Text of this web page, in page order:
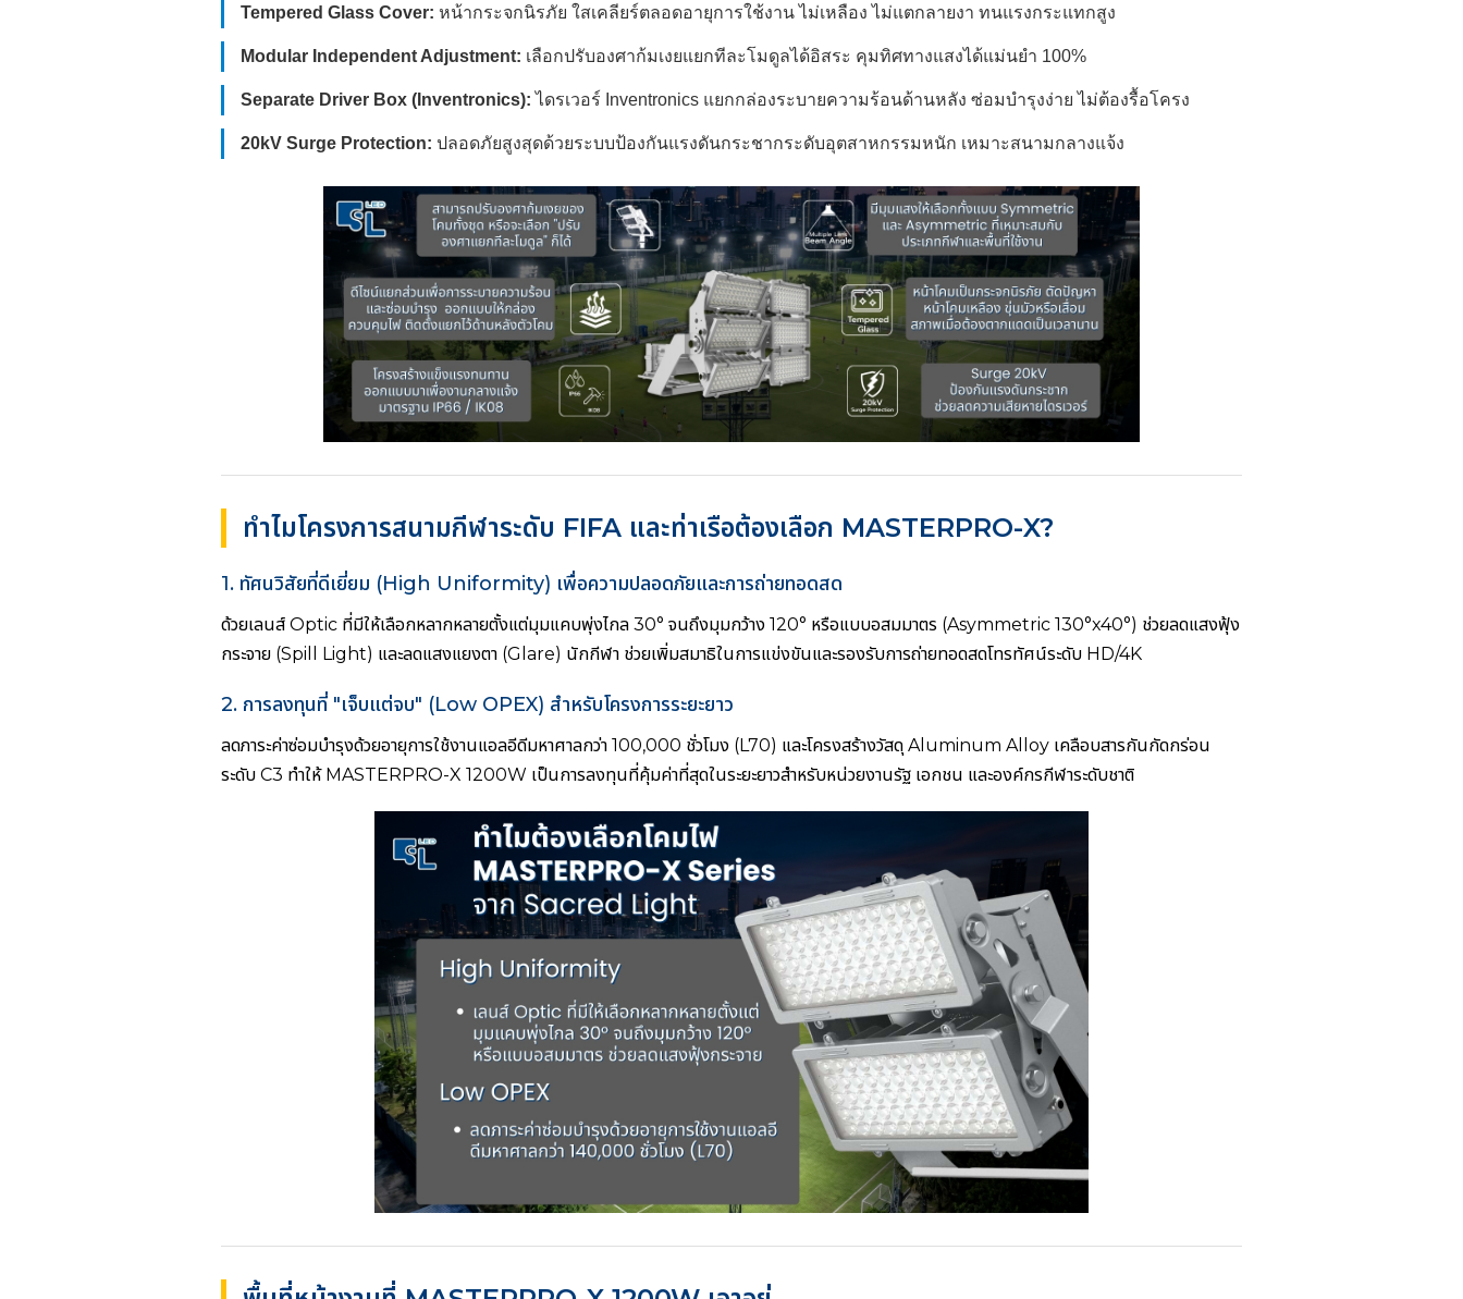
Tempered Glass Cover: หน้ากระจกนิรภัย ใสเคลียร์ตลอดอายุการใช้งาน ไม่เหลือง ไม่แตกลายงา ทนแรงกระแทกสูง
Modular Independent Adjustment: เลือกปรับองศาก้มเงยแยกทีละโมดูลได้อิสระ คุมทิศทางแสงได้แม่นยำ 100%
Separate Driver Box (Inventronics): ไดรเวอร์ Inventronics แยกกล่องระบายความร้อนด้านหลัง ซ่อมบำรุงง่าย ไม่ต้องรื้อโครง
20kV Surge Protection: ปลอดภัยสูงสุดด้วยระบบป้องกันแรงดันกระชากระดับอุตสาหกรรมหนัก เหมาะสนามกลางแจ้ง
ทำไมโครงการสนามกีฬาระดับ FIFA และท่าเรือต้องเลือก MASTERPRO-X?
1. ทัศนวิสัยที่ดีเยี่ยม (High Uniformity) เพื่อความปลอดภัยและการถ่ายทอดสด
ด้วยเลนส์ Optic ที่มีให้เลือกหลากหลายตั้งแต่มุมแคบพุ่งไกล 30° จนถึงมุมกว้าง 120° หรือแบบอสมมาตร (Asymmetric 130°x40°) ช่วยลดแสงฟุ้ง
กระจาย (Spill Light) และลดแสงแยงตา (Glare) นักกีฬา ช่วยเพิ่มสมาธิในการแข่งขันและรองรับการถ่ายทอดสดโทรทัศน์ระดับ HD/4K
2. การลงทุนที่ "เจ็บแต่จบ" (Low OPEX) สำหรับโครงการระยะยาว
ลดภาระค่าซ่อมบำรุงด้วยอายุการใช้งานแอลอีดีมหาศาลกว่า 100,000 ชั่วโมง (L70) และโครงสร้างวัสดุ Aluminum Alloy เคลือบสารกันกัดกร่อน
ระดับ C3 ทำให้ MASTERPRO-X 1200W เป็นการลงทุนที่คุ้มค่าที่สุดในระยะยาวสำหรับหน่วยงานรัฐ เอกชน และองค์กรกีฬาระดับชาติ